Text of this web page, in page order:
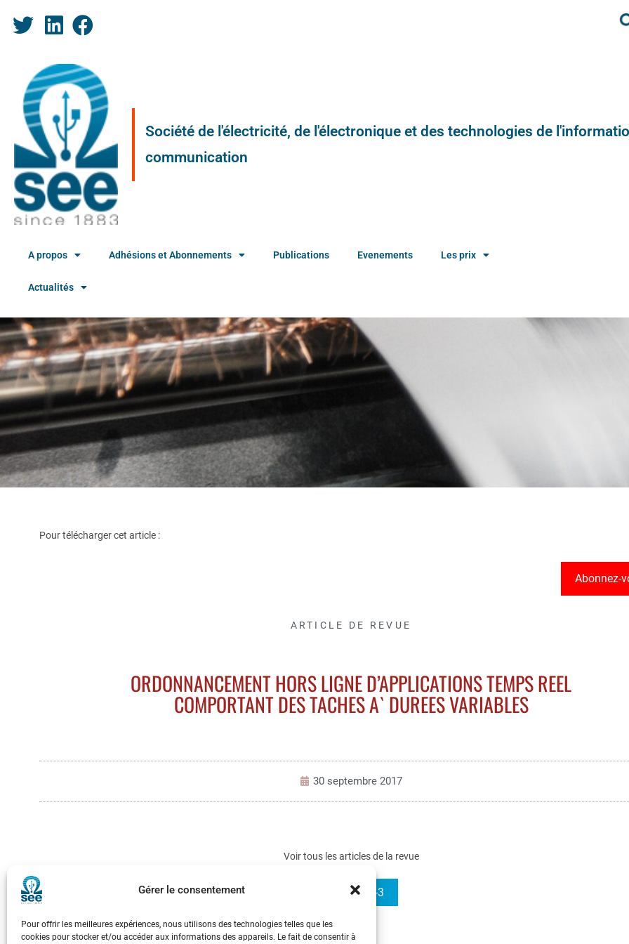
Gérer le consentement
Pour offrir les meilleures expériences, nous utilisons des technologies telles que les
cookies pour stocker et/ou accéder aux informations des appareils. Le fait de consentir à
Société de l'électricité, de l'électronique et des technologies de
communication
A propos Adhésions et Abonnements Publications Evenements Les prix
Actualités
Pour télécharger cet article :
Abonnez-
ARTICLE DE REVUE
ORDONNANCEMENT HORS LIGNE D’APPLICATIONS TEMPS REEL
COMPORTANT DES TACHES A` DUREES VARIABLES
30 septembre 2017
Voir tous les articles de la revue
e-STA 2004-3